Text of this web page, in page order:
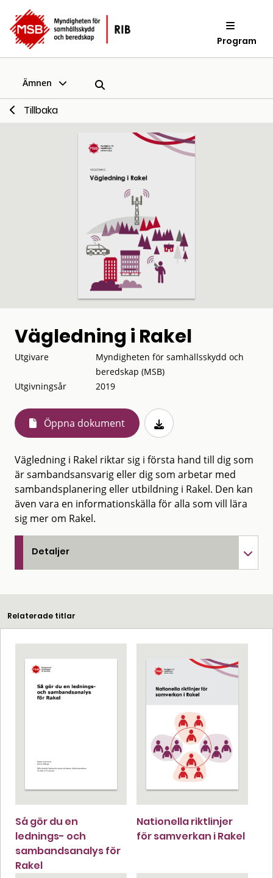
Program
Ämnen
Tillbaka
Vägledning i Rakel
Utgivare
Myndigheten för samhällsskydd och
beredskap (MSB)
Utgivningsår
2019
Öppna dokument
Vägledning i Rakel riktar sig i första hand till dig som
är sambandsansvarig eller dig som arbetar med
sambandsplanering eller utbildning i Rakel. Den kan
även vara en informationskälla för alla som vill lära
sig mer om Rakel.
Detaljer
Relaterade titlar
Så gör du en
lednings- och
sambandsanalys för
Rakel
Nationella riktlinjer
för samverkan i Rakel